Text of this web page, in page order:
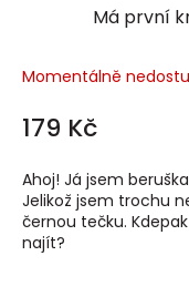
Má první
Momentálně
179 Kč
Ahoj! Já jsem
Jelikož jsem trochu
černou tečku.
najít?